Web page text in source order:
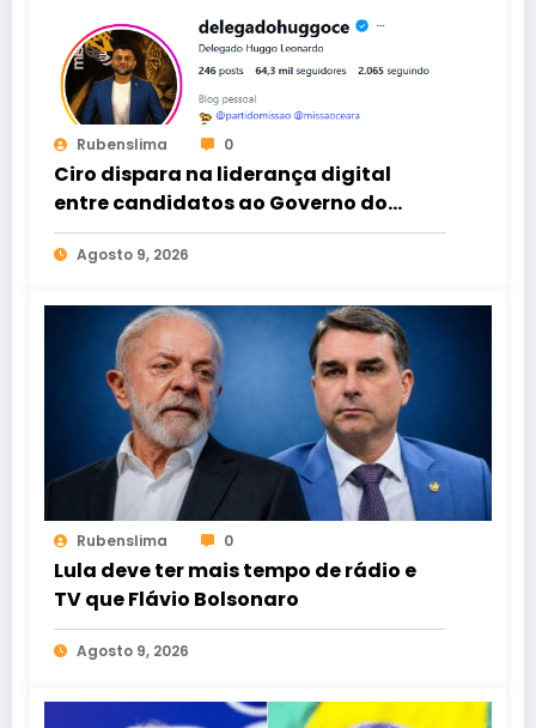
Rubenslima 0
Ciro dispara na liderança digital
entre candidatos ao Governo do
Ceará
Agosto 9, 2026
Rubenslima 0
Lula deve ter mais tempo de rádio e
TV que Flávio Bolsonaro
Agosto 9, 2026